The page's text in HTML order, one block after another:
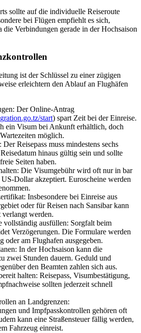
sollte auf die individuelle Reiseroute
bei Flügen empfiehlt es sich,
die Verbindungen gerade in der Hochsaison
ist der Schlüssel zu einer zügigen
erleichtern den Ablauf an Flughäfen
Der Online-Antrag
start) spart Zeit bei der Einreise.
ein Visum bei Ankunft erhältlich, doch
möglich.
Der Reisepass muss mindestens sechs
hinaus gültig sein und sollte
Seiten haben.
Die Visumgebühr wird oft nur in bar
Dollar akzeptiert. Euroscheine werden
Insbesondere bei Einreise aus
oder für Reisen nach Sansibar kann
verlangt werden.
vollständig ausfüllen: Sorgfalt beim
Verzögerungen. Die Formulare werden
oder am Flughafen ausgegeben.
In der Hochsaison kann die
zwei Stunden dauern. Geduld und
den Beamten zahlen sich aus.
halten: Reisepass, Visumbestätigung,
sollten jederzeit schnell
an Landgrenzen:
und Impfpasskontrollen gehören oft
kann eine Straßensteuer fällig werden,
Fahrzeug einreist.